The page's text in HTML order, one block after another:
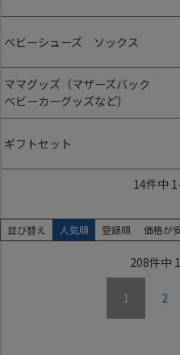
ベビーシューズ ソックス
ママグッズ（マザーズバック
ベビーカーグッズなど）
ギフトセット
14件中 1
並び替え 人気順 登録順 価格が
208件中 1
1 2